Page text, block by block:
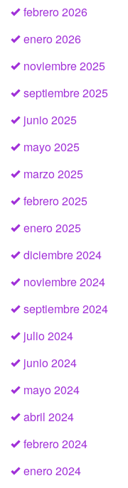
febrero 2026
enero 2026
noviembre 2025
septiembre 2025
junio 2025
mayo 2025
marzo 2025
febrero 2025
enero 2025
diciembre 2024
noviembre 2024
septiembre 2024
julio 2024
junio 2024
mayo 2024
abril 2024
febrero 2024
enero 2024